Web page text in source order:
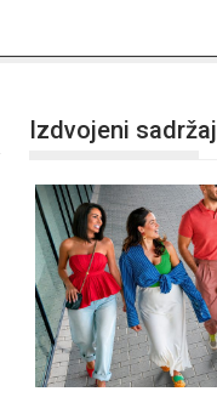
Izdvojeni sadržaj